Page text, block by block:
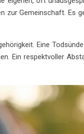
zur Gemeinschaft. Es
Eine
Ein respektvoller